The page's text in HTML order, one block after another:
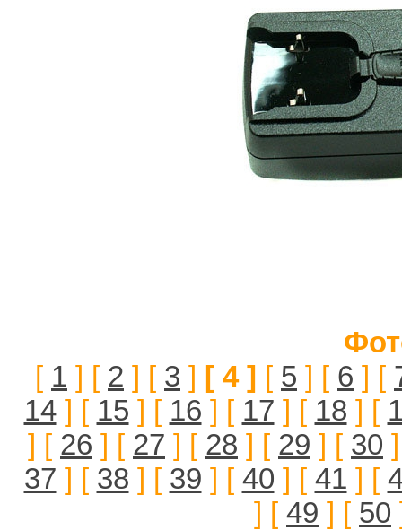
[ 1 ] [ 2 ] [ 3 ] [ 4 ] [ 5 ] [ 6 ] [
14] [ 15 ] [ 16 ] [ 17 ] [ 18 ] [
] [ 26 ] [ 27 ] [ 28 ] [ 29 ] [ 30
37 ] [ 38 ] [ 39 ] [ 40 ] [ 41 ] [
] [ 49 ] [ 50